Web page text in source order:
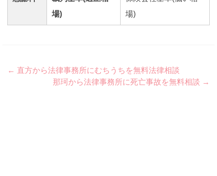
場)
場)
Post
navigation
← 直方から法律事務所にむちうちを無料法律相談
那珂から法律事務所に死亡事故を無料相談 →